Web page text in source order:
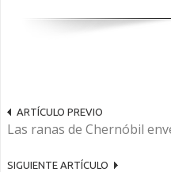
ARTÍCULO PREVIO
Las ranas de Chernóbil
SIGUIENTE ARTÍCULO